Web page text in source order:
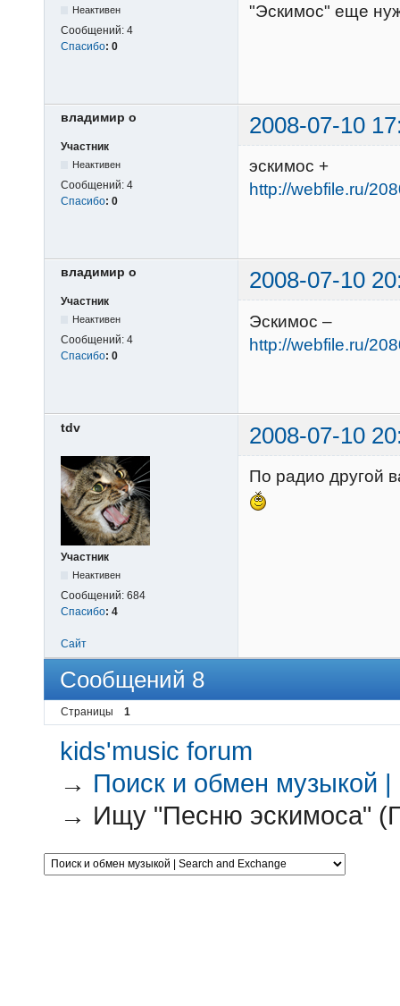
Неактивен
Сообщений: 4
Спасибо: 0
"Эскимос" еще
владимир о 2008-07-10
Участник
Неактивен
Сообщений: 4
Спасибо: 0
эскимос +
http://webfile.ru/
владимир о 2008-07-10
Участник
Неактивен
Сообщений: 4
Спасибо: 0
Эскимос –
http://webfile.ru/
tdv 2008-07-10
Участник
Неактивен
Сообщений: 684
Спасибо: 4
По радио другой
Сайт
Сообщений 8
Страницы 1
kids'music forum
→ Поиск и обмен музыкой
→ Ищу "Песню эскимоса"